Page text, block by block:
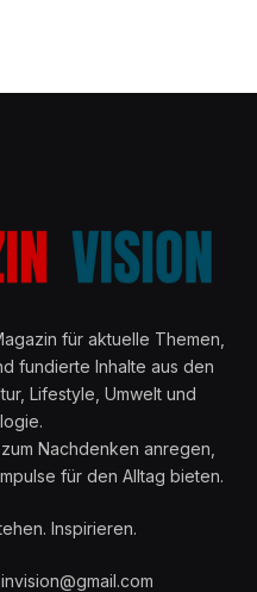
für aktuelle Themen,
fundierte Inhalte aus den
Lifestyle, Umwelt und
Nachdenken anregen,
für den Alltag bieten.
Inspirieren.